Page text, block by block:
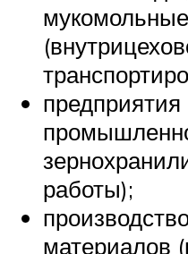
работы);
материалов